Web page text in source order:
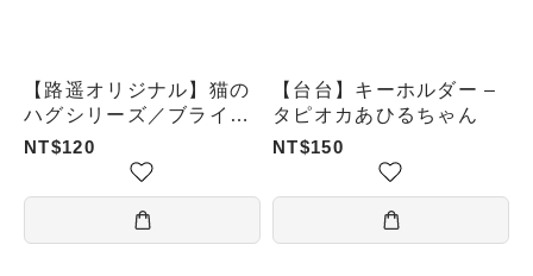
【路遥オリジナル】猫の
ハグシリーズ／ブライン
ドボックス
NT$120
【台台】キーホルダー –
タピオカあひるちゃん
NT$150